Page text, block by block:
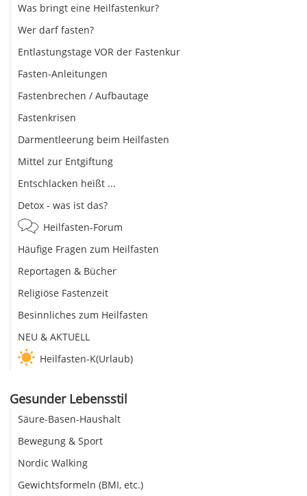
Was bringt eine Heilfastenkur?
Wer darf fasten?
Entlastungstage VOR der Fastenkur
Fasten-Anleitungen
Fastenbrechen / Aufbautage
Fastenkrisen
Darmentleerung beim Heilfasten
Mittel zur Entgiftung
Entschlacken heißt ...
Detox - was ist das?
Heilfasten-Forum
Häufige Fragen zum Heilfasten
Reportagen & Bücher
Religiöse Fastenzeit
Besinnliches zum Heilfasten
NEU & AKTUELL
Heilfasten-K(Urlaub)
Gesunder Lebensstil
Säure-Basen-Haushalt
Bewegung & Sport
Nordic Walking
Gewichtsformeln (BMI, etc.)